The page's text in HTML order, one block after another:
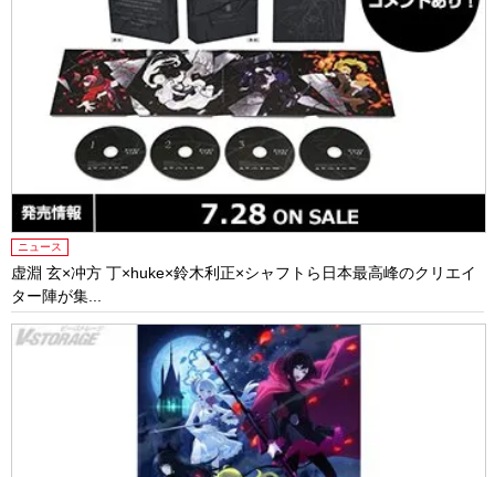
ニュース
虚淵 玄×冲方 丁×huke×鈴木利正×シャフトら日本最高峰のクリエイ
ター陣が集...